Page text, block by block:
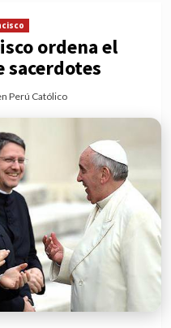
ordena el
sacerdotes
Perú Católico